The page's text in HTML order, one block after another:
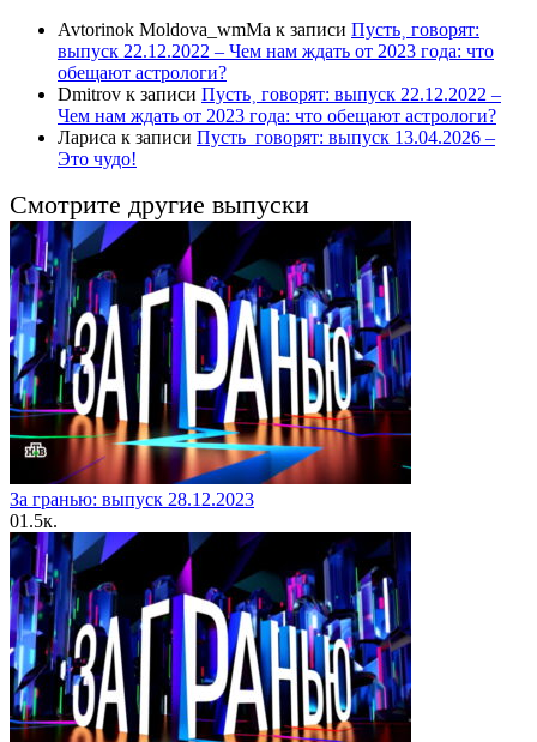
Avtorinok Moldova_wmMa к записи Пусть˲ говорят:
выпуск 22.12.2022 – Чем нам ждать от 2023 года: что
обещают астрологи?
Dmitrov к записи Пусть˲ говорят: выпуск 22.12.2022 –
Чем нам ждать от 2023 года: что обещают астрологи?
Лариса к записи Пусть_говорят: выпуск 13.04.2026 –
Это чудо!
Смотрите другие выпуски
За гранью: выпуск 28.12.2023
01.5к.